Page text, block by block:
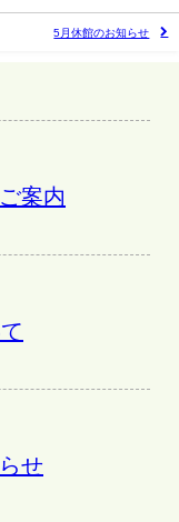
5月休館のお知らせ
案内
せ